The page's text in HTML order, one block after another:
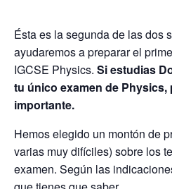
Ésta es la segunda de las dos
ayudaremos a preparar el
IGCSE Physics. Si estudias
tu único examen de Physics,
importante.
Hemos elegido un montón de
varias muy difíciles) sobre los
examen. Según las